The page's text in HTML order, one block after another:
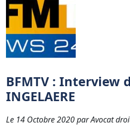
BFMTV : Interview
INGELAERE
Le 14 Octobre 2020 par Avocat